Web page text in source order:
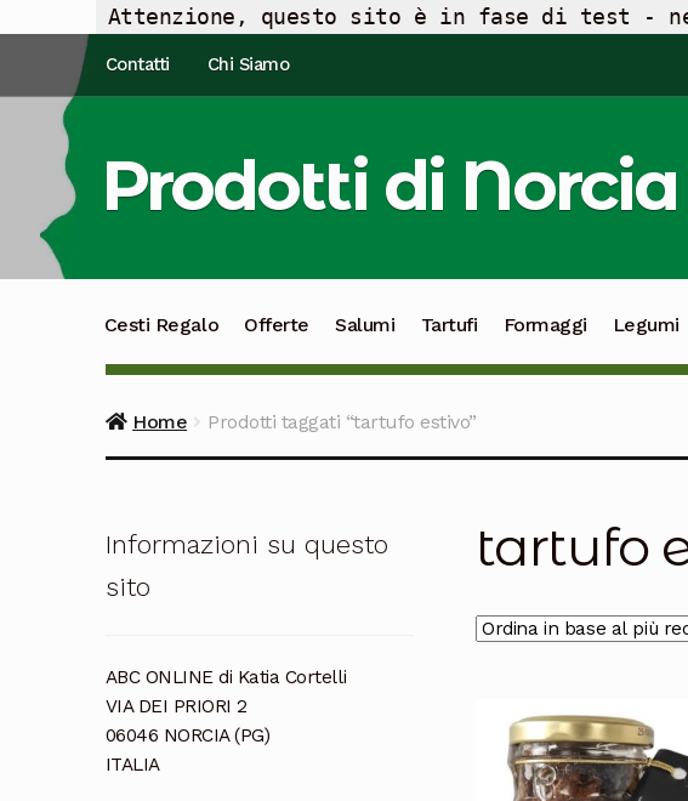
Attenzione, questo sito è in fase di test -
Contatti Chi Siamo
Prodotti di Norcia
Cesti Regalo Offerte Salumi Tartufi Formaggi Legumi
Home Prodotti taggati “tartufo estivo”
tartufo
Informazioni su questo
sito
ABC ONLINE di Katia Cortelli
VIA DEI PRIORI 2
06046 NORCIA (PG)
ITALIA